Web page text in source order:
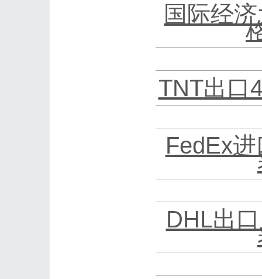
国际经
TNT出口
FedEx
DHL出